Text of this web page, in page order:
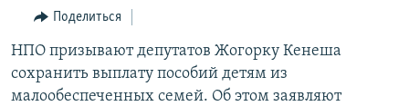
Вернутся
поиску
КЫРГЫЗЧА
ЎЗБЕКЧА
ТОҶИКӢ
Все сайты РСЕ/РС
Поделиться
НПО призывают депутатов Жогорку Кенеша
сохранить выплату пособий детям из
малообеспеченных семей. Об этом заявляют